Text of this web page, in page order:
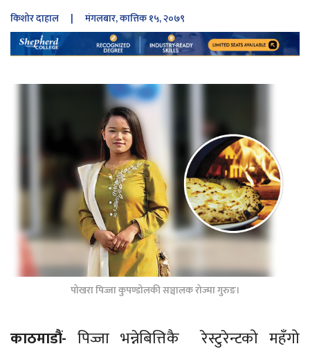
किशोर दाहाल | मंगलबार, कात्तिक १५, २०७९
पोखरा पिज्जा कुपण्डोलकी सञ्चालक रोज्मा गुरुङ।
काठमाडौं- पिज्जा भन्नेबित्तिकै रेस्टुरेन्टको महँगो